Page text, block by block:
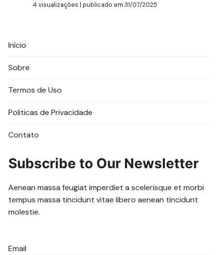
4 visualizações |publicado em 31/07/2025
Início
Sobre
Termos de Uso
Politicas de Privacidade
Contato
Subscribe to Our Newsletter
Aenean massa feugiat imperdiet a scelerisque et morbi
tempus massa tincidunt vitae libero aenean tincidunt
molestie.
Email